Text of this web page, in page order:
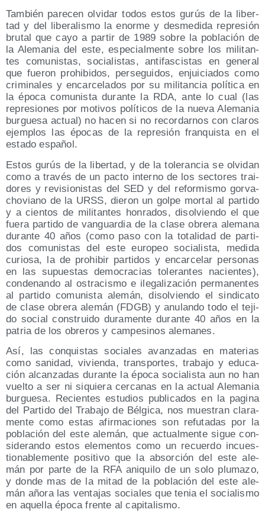
Tam­bién pare­cen olvi­dar todos estos gurús de la liber­
tad y del libe­ra­lis­mo la enor­me y des­me­di­da repre­sión
bru­tal que cayo a par­tir de 1989 sobre la pobla­ción de
la Ale­ma­nia del este, espe­cial­men­te sobre los mili­tan­
tes comu­nis­tas, socia­lis­tas, anti­fas­cis­tas en gene­ral
que fue­ron prohi­bi­dos, per­se­gui­dos, enjui­cia­dos como
cri­mi­na­les y encar­ce­la­dos por su mili­tan­cia polí­ti­ca en
la épo­ca comu­nis­ta duran­te la RDA, ante lo cual (las
repre­sio­nes por moti­vos polí­ti­cos de la nue­va Ale­ma­nia
bur­gue­sa actual) no hacen si no recor­dar­nos con cla­ros
ejem­plos las épo­cas de la repre­sión fran­quis­ta en el
esta­do español.
Estos gurús de la liber­tad, y de la tole­ran­cia se olvi­dan
como a tra­vés de un pac­to interno de los sec­to­res trai­
do­res y revi­sio­nis­tas del SED y del refor­mis­mo gor­va­
cho­viano de la URSS, die­ron un gol­pe mor­tal al par­ti­do
y a cien­tos de mili­tan­tes hon­ra­dos, disol­vien­do el que
fue­ra par­ti­do de van­guar­dia de la cla­se obre­ra ale­ma­na
duran­te 40 años (como paso con la tota­li­dad de par­ti­
dos comu­nis­tas del este euro­peo socia­lis­ta, medi­da
curio­sa, la de prohi­bir par­ti­dos y encar­ce­lar per­so­nas
en las supues­tas demo­cra­cias tole­ran­tes nacien­tes),
con­de­nan­do al ostra­cis­mo e ile­ga­li­za­ción per­ma­nen­tes
al par­ti­do comu­nis­ta ale­mán, disol­vien­do el sin­di­ca­to
de cla­se obre­ra ale­mán (FDGB) y anu­lan­do todo el teji­
do social cons­trui­do dura­men­te duran­te 40 años en la
patria de los obre­ros y cam­pe­si­nos alemanes.
Así, las con­quis­tas socia­les avan­za­das en mate­rias
como sani­dad, vivien­da, trans­por­tes, tra­ba­jo y edu­ca­
ción alcan­za­das duran­te la épo­ca socia­lis­ta aun no han
vuel­to a ser ni siquie­ra cer­ca­nas en la actual Ale­ma­nia
bur­gue­sa. Recien­tes estu­dios publi­ca­dos en la pagi­na
del Par­ti­do del Tra­ba­jo de Bél­gi­ca, nos mues­tran cla­ra­
men­te como estas afir­ma­cio­nes son refu­ta­das por la
pobla­ción del este ale­mán, que actual­men­te sigue con­
si­de­ran­do estos ele­men­tos como un recuer­do incues­
tio­na­ble­men­te posi­ti­vo que la absor­ción del este ale­
mán por par­te de la RFA ani­qui­lo de un solo plu­ma­zo,
y don­de mas de la mitad de la pobla­ción del este ale­
mán año­ra las ven­ta­jas socia­les que tenia el socia­lis­mo
en aque­lla épo­ca fren­te al capitalismo.